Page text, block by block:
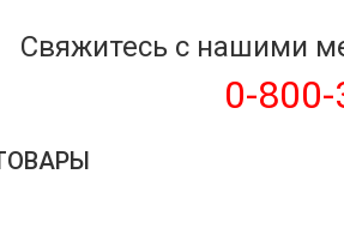
Свяжитесь с нашими
0-